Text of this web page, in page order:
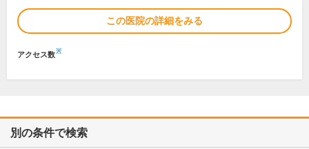
この医院の詳細をみる
アクセス数※
別の条件で検索